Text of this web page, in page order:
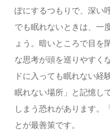
ぽにするつもりで、深い
でも眠れないときは、一
ょう。暗いところで目を
な思考が頭を巡りやすく
ドに入っても眠れない経
眠れない場所」と記憶し
しまう恐れがあります。
とが最善策です。